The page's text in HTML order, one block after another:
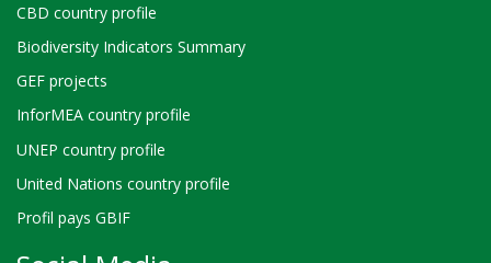
CBD country profile
Biodiversity Indicators Summary
GEF projects
InforMEA country profile
UNEP country profile
United Nations country profile
Profil pays GBIF